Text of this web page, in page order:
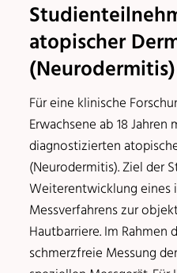
atopischer
Für eine klinische
Erwachsene ab 18 Jahren
diagnostizierten
(Neurodermitis). Ziel der
Weiterentwicklung eines
Messverfahrens zur
Hautbarriere. Im Rahmen
schmerzfreie Messung